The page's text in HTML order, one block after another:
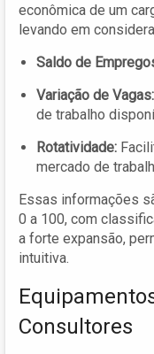
econômica de um
levando em
Saldo de
Variação de Vagas:
de trabalho
Rotatividade:
mercado de
Essas informações
0 a 100, com
a forte expansão,
intuitiva.
Consultores